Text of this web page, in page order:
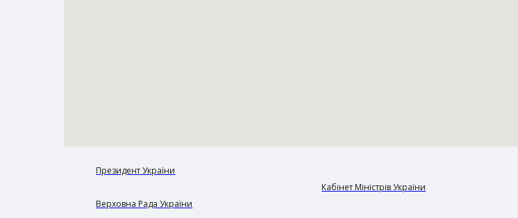
Президент України
Верховна Рада України
Кабінет Міністрів України